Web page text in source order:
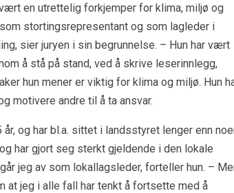
en utrettelig forkjemper for klima, miljø og
stortingsrepresentant og som lagleder i
sier juryen i sin begrunnelse. – Hun har vært
å stå på stand, ved å skrive leserinnlegg,
hun mener er viktig for klima og miljø. Hun
motivere andre til å ta ansvar.
og har bl.a. sittet i landsstyret lenger enn
har gjort seg sterkt gjeldende i den lokale
jeg av som lokallagsleder, forteller hun. –
at jeg i alle fall har tenkt å fortsette med å